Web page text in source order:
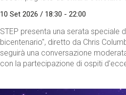
10 Set 2026 / 18:30 - 22:00
STEP presenta una serata speciale
bicentenario", diretto da Chris
seguirà una conversazione
con la partecipazione di ospiti